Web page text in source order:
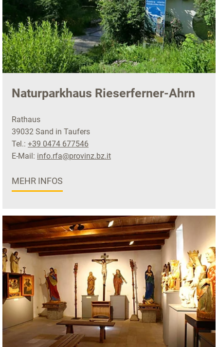
Naturparkhaus Rieserferner-Ahrn
Rathaus
39032 Sand in Taufers
Tel.: +39 0474 677546
E-Mail: info.rfa@provinz.bz.it
MEHR INFOS